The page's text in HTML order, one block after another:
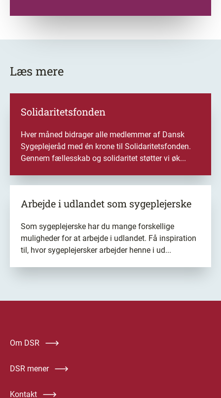
Læs mere
Solidaritetsfonden
Hver måned bidrager alle medlemmer af Dansk
Sygeplejeråd med én krone til Solidaritetsfonden.
Gennem fællesskab og solidaritet støtter vi øk...
Arbejde iudlandet som sygeplejerske
Som sygeplejerske har du mange forskellige
muligheder for at arbejde i udlandet. Få inspiration
til, hvor sygeplejersker arbejder henne i ud...
Om DSR
DSR mener
Kontakt